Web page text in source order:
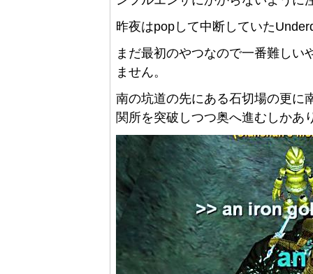
昨夜はpopして中断していた
まだ最初のやつなので一番難しい
ません。
南の坑道の先にある石切場の更に
関所を突破しつつ奥へ進むしかあ